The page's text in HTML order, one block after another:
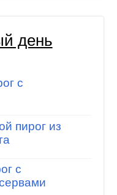
день
с
пирог из
с